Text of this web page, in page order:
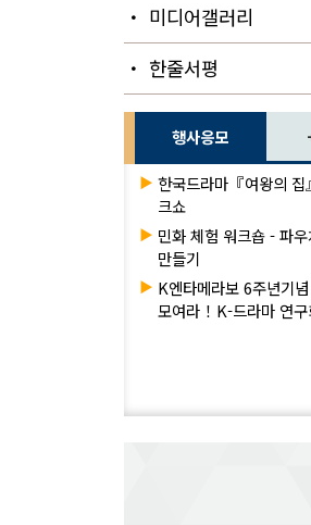
・ 미디어갤러리
・ 한줄서평
행사응모
▶ 한국드라마『여왕의
크쇼
▶ 민화 체험 워크숍 - 파
만들기
▶ K엔타메라보 6주년기
모여라！K-드라마 연